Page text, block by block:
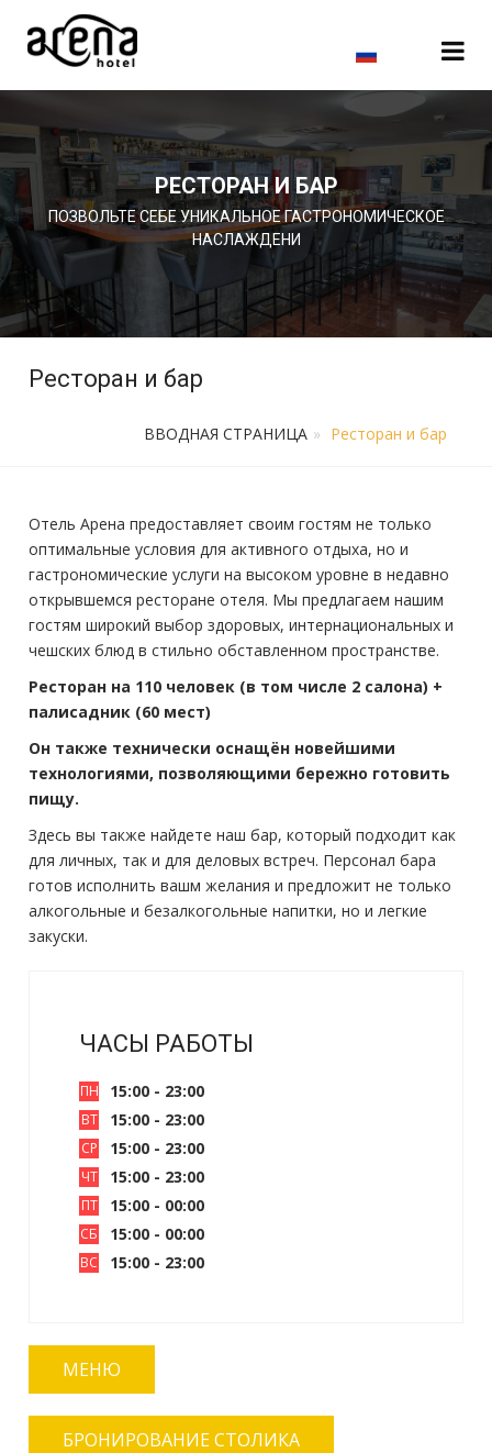
Čeština
English
Deutsch
РЕСТОРАН И БАР
ПОЗВОЛЬТЕ СЕБЕ УНИКАЛЬНОЕ ГАСТРОНОМИЧЕСКОЕ
НАСЛАЖДЕНИ
Ресторан и бар
ВВОДНАЯ СТРАНИЦА Ресторан и бар
Отель Арена предоставляет своим гостям не только
оптимальные условия для активного отдыха, но и
гастрономические услуги на высоком уровне в недавно
открывшемся ресторане отеля. Мы предлагаем нашим
гостям широкий выбор здоровых, интернациональных и
чешских блюд в стильно обставленном пространстве.
Ресторан на 110 человек (в том числе 2 салона) +
палисадник (60 мест)
Он также технически оснащён новейшими
технологиями, позволяющими бережно готовить
пищу.
Здесь вы также найдете наш бар, который подходит как
для личных, так и для деловых встреч. Персонал бара
готов исполнить вашм желания и предложит не только
алкогольные и безалкогольные напитки, но и легкие
закуски.
ЧАСЫ РАБОТЫ
ПН 15:00 - 23:00
ВТ 15:00 - 23:00
СР 15:00 - 23:00
ЧТ 15:00 - 23:00
ПТ 15:00 - 00:00
СБ 15:00 - 00:00
ВС 15:00 - 23:00
МЕНЮ
БРОНИРОВАНИЕ СТОЛИКА